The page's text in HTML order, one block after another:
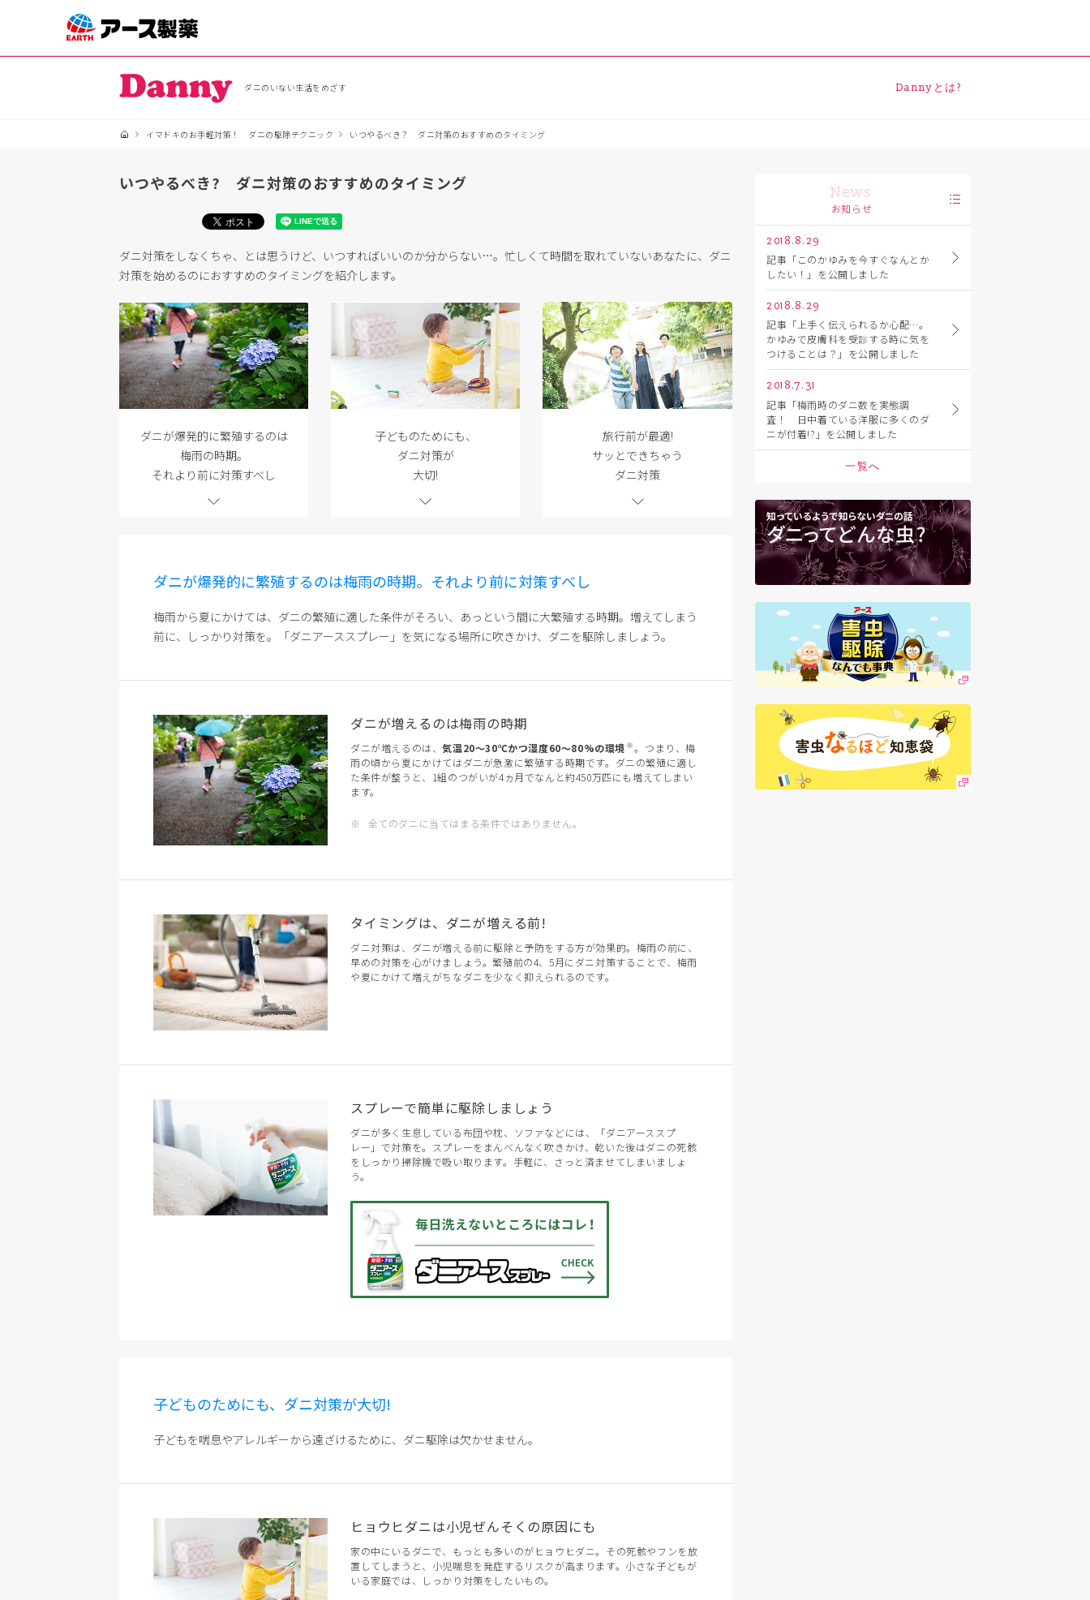
ダニのいない生活をめざす Dannyとは?
イマドキのお手軽対策！ ダニの駆除テクニック いつやるべき？ ダニ対策のおすすめのタイミング
いつやるべき? ダニ対策のおすすめのタイミング
ダニ対策をしなくちゃ、とは思うけど、いつすればいいのか分からない…。忙しくて時間を取れていないあなたに、ダニ
対策を始めるのにおすすめのタイミングを紹介します。
ダニが爆発的に繁殖するのは
梅雨の時期。
それより前に対策すべし
子どものためにも、
ダニ対策が
大切!
旅行前が最適!
サッとできちゃう
ダニ対策
ダニが爆発的に繁殖するのは梅雨の時期。それより前に対策すべし
梅雨から夏にかけては、ダニの繁殖に適した条件がそろい、あっという間に大繁殖する時期。増えてしまう
前に、しっかり対策を。「ダニアーススプレー」を気になる場所に吹きかけ、ダニを駆除しましょう。
ダニが増えるのは梅雨の時期
ダニが増えるのは、気温20～30℃かつ湿度60～80%の環境 ※。つまり、梅
雨の頃から夏にかけてはダニが急激に繁殖する時期です。ダニの繁殖に適し
た条件が整うと、1組のつがいが4ヵ月でなんと約450万匹にも増えてしまい
ます。
全てのダニに当てはまる条件ではありません。
タイミングは、ダニが増える前!
ダニ対策は、ダニが増える前に駆除と予防をする方が効果的。梅雨の前に、
早めの対策を心がけましょう。繁殖前の4、5月にダニ対策することで、梅雨
や夏にかけて増えがちなダニを少なく抑えられるのです。
スプレーで簡単に駆除しましょう
ダニが多く生息している布団や枕、ソファなどには、「ダニアーススプ
レー」で対策を。スプレーをまんべんなく吹きかけ、乾いた後はダニの死骸
をしっかり掃除機で吸い取ります。手軽に、さっと済ませてしまいましょ
う。
子どものためにも、ダニ対策が大切!
子どもを喘息やアレルギーから遠ざけるために、ダニ駆除は欠かせません。
ヒョウヒダニは小児ぜんそくの原因にも
家の中にいるダニで、もっとも多いのがヒョウヒダニ。その死骸やフンを放
置してしまうと、小児喘息を発症するリスクが高まります。小さな子どもが
いる家庭では、しっかり対策をしたいもの。
News
お知らせ
2018.8.29
記事「このかゆみを今すぐなんとか
したい！」を公開しました
2018.8.29
記事「上手く伝えられるか心配…。
かゆみで皮膚科を受診する時に気を
つけることは？」を公開しました
2018.7.31
記事「梅雨時のダニ数を実態調
査！ 日中着ている洋服に多くのダ
ニが付着!?」を公開しました
一覧へ